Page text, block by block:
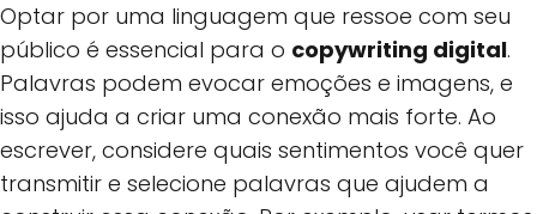
Optar por uma linguagem que ressoe com seu
público é essencial para o copywriting digital.
Palavras podem evocar emoções e imagens, e
isso ajuda a criar uma conexão mais forte. Ao
escrever, considere quais sentimentos você quer
transmitir e selecione palavras que ajudem a